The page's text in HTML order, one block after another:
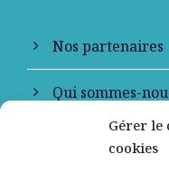
Gérer le
cookies
Nos partenaires
Qui sommes-
Contactez-nous